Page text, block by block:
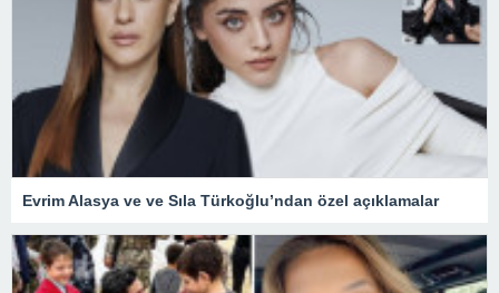
Evrim Alasya ve ve Sıla Türkoğlu’ndan özel açıklamalar